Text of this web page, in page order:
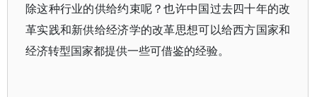
除这种行业的供给约束呢？也许中国过去四十年的改
革实践和新供给经济学的改革思想可以给西方国家和
经济转型国家都提供一些可借鉴的经验。